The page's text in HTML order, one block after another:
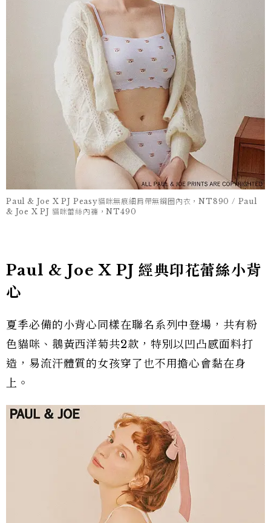
Paul & Joe X PJ Peasy貓咪無痕細肩帶無鋼圈內衣，NT890 / Paul
& Joe X PJ 貓咪蕾絲內褲，NT490
Paul & Joe X PJ 經典印花蕾絲小背
心
夏季必備的小背心同樣在聯名系列中登場，共有粉
色貓咪、鵝黃西洋菊共2款，特別以凹凸感面料打
造，易流汗體質的女孩穿了也不用擔心會黏在身
上。